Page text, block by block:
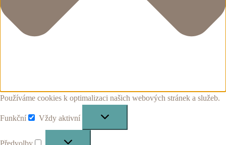
Používáme cookies k optimalizaci našich webových stránek a služeb.
Funkční
Funkční
Vždy aktivní
Předvolby